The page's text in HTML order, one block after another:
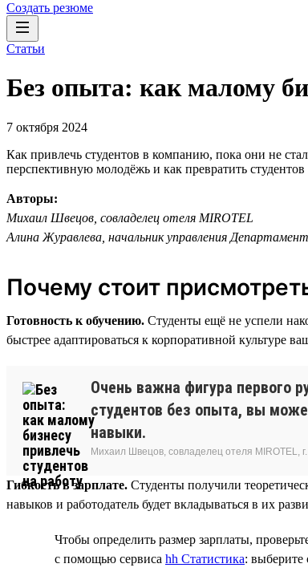
Создать резюме
Статьи
Без опыта: как малому
7 октября 2024
Как привлечь студентов в компанию, пока они не
перспективную молодёжь и как превратить
Авторы:
Михаил Швецов, совладелец отеля MIROTEL
Алина Журавлева, начальник управления
Почему стоит
Готовность к обучению. Студенты ещё не успели
быстрее адаптироваться к корпоративной культуре
Очень важна фигура первого
студентов без опыта, вы
навыки.
Михаил Швецов, совладелец отеля MIROTEL,
Гибкость в зарплате. Студенты получили
навыков и работодатель будет вкладываться в их
Чтобы определить размер зарплаты,
с помощью сервиса hh Статистика: выберите